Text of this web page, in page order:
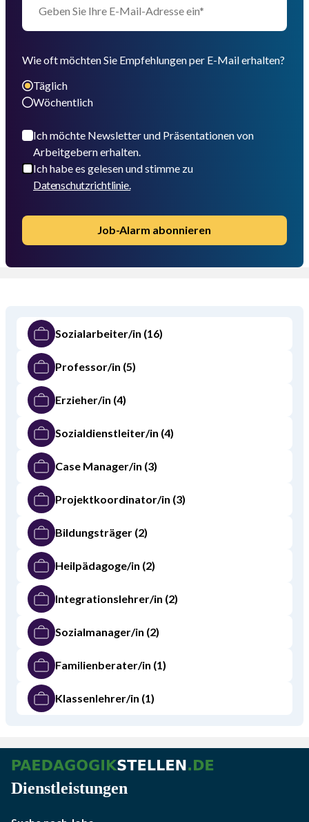
Wie oft möchten Sie Empfehlungen per E-Mail erhalten?
Täglich
Wöchentlich
Ich möchte Newsletter und Präsentationen von
Arbeitgebern erhalten.
Ich habe es gelesen und stimme zu
Datenschutzrichtlinie.
Job-Alarm abonnieren
Sozialarbeiter/in (16)
Professor/in (5)
Erzieher/in (4)
Sozialdienstleiter/in (4)
Case Manager/in (3)
Projektkoordinator/in (3)
Bildungsträger (2)
Heilpädagoge/in (2)
Integrationslehrer/in (2)
Sozialmanager/in (2)
Familienberater/in (1)
Klassenlehrer/in (1)
Dienstleistungen